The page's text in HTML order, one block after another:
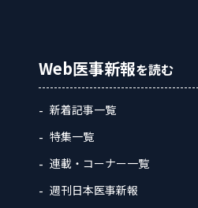
Web医事新報を読む
新着記事一覧
特集一覧
連載・コーナー一覧
週刊日本医事新報